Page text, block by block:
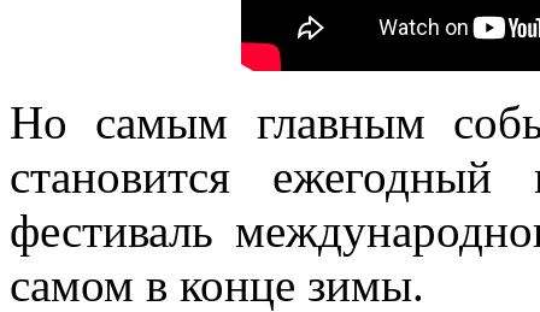
Но самым главным
становится
фестиваль
самом в конце зимы.